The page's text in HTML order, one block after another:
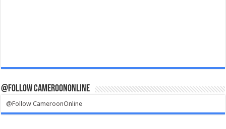
@Follow CameroonOnline
@Follow CameroonOnline